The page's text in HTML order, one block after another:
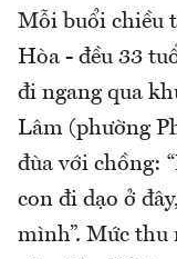
Mỗi buổi chiều
Hòa - đều 33
đi ngang qua
Lâm (phường
đùa với chồng:
con đi dạo ở
mình”. Mức thu